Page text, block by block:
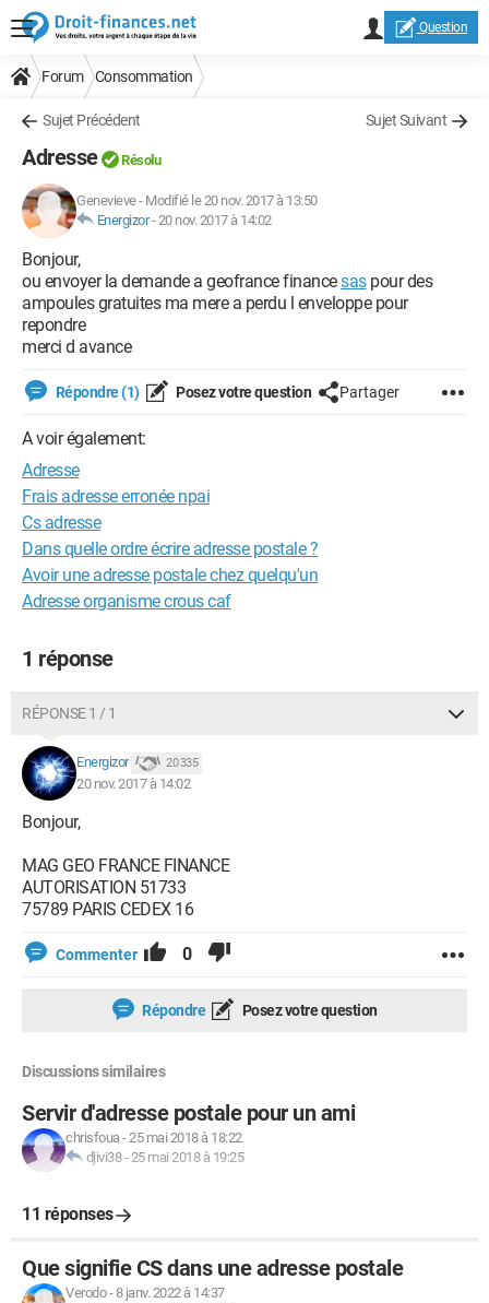
Question
Forum Consommation
Sujet Précédent Sujet Suivant
Adresse Résolu
Genevieve- Modifié le 20 nov. 2017 à 13:50
Energizor-20 nov. 2017 à 14:02
Bonjour,
ou envoyer la demande a geofrance financesaspour des
ampoules gratuites ma mere a perdu l enveloppe pour
repondre
merci d avance
Répondre (1) Posez votre question Partager
A voir également:
Adresse
Frais adresse erronée npai
Cs adresse
Dans quelle ordre écrire adresse postale ?
Avoir une adresse postale chez quelqu'un
Adresse organisme crous caf
1 réponse
RÉPONSE 1 / 1
Energizor 20 335
20 nov. 2017 à 14:02
Bonjour,
MAG GEO FRANCE FINANCE
AUTORISATION 51733
75789 PARIS CEDEX 16
Commenter 0
Répondre Posez votre question
Discussions similaires
Servir d'adresse postale pour un ami
chrisfoua-25 mai 2018 à 18:22
djivi38-25 mai 2018 à 19:25
11 réponses
Que signifie CS dans une adresse postale
Verodo-8 janv. 2022 à 14:37